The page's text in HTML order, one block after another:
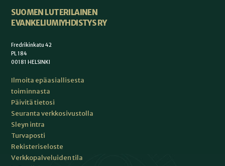
SUOMEN LUTERILAINEN
EVANKELIUMIYHDISTYS RY
Fredrikinkatu 42
PL 184
00181 HELSINKI
Ilmoita epäasiallisesta
toiminnasta
Päivitä tietosi
Seuranta verkkosivustolla
Sleyn intra
Turvaposti
Rekisteriseloste
Verkkopalveluiden tila